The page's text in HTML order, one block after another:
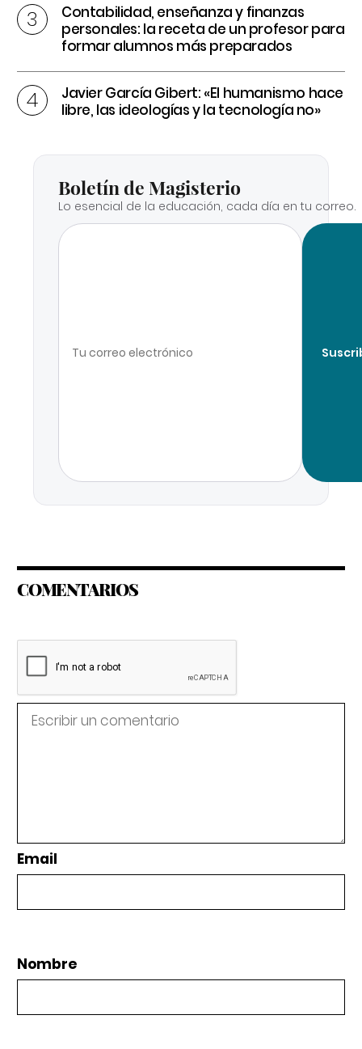
Contabilidad, enseñanza y finanzas
personales: la receta de un profesor para
formar alumnos más preparados
Javier García Gibert: «El humanismo hace
libre, las ideologías y la tecnología no»
Boletín de Magisterio
Lo esencial de la educación, cada día en tu correo.
COMENTARIOS
Email
Nombre